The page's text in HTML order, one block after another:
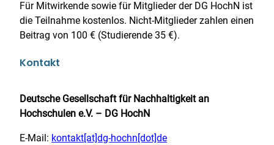
Für Mitwirkende sowie für Mitglieder der DG HochN ist
die Teilnahme kostenlos. Nicht-Mitglieder zahlen einen
Beitrag von 100 € (Studierende 35 €).
Kontakt
Deutsche Gesellschaft für Nachhaltigkeit an
Hochschulen e.V. – DG HochN
E-Mail: kontakt[at]dg-hochn[dot]de